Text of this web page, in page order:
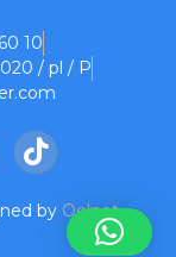
10
/ pl / P
TikTok
by Oelnet.